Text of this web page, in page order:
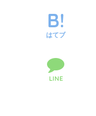
はてブ
LINE